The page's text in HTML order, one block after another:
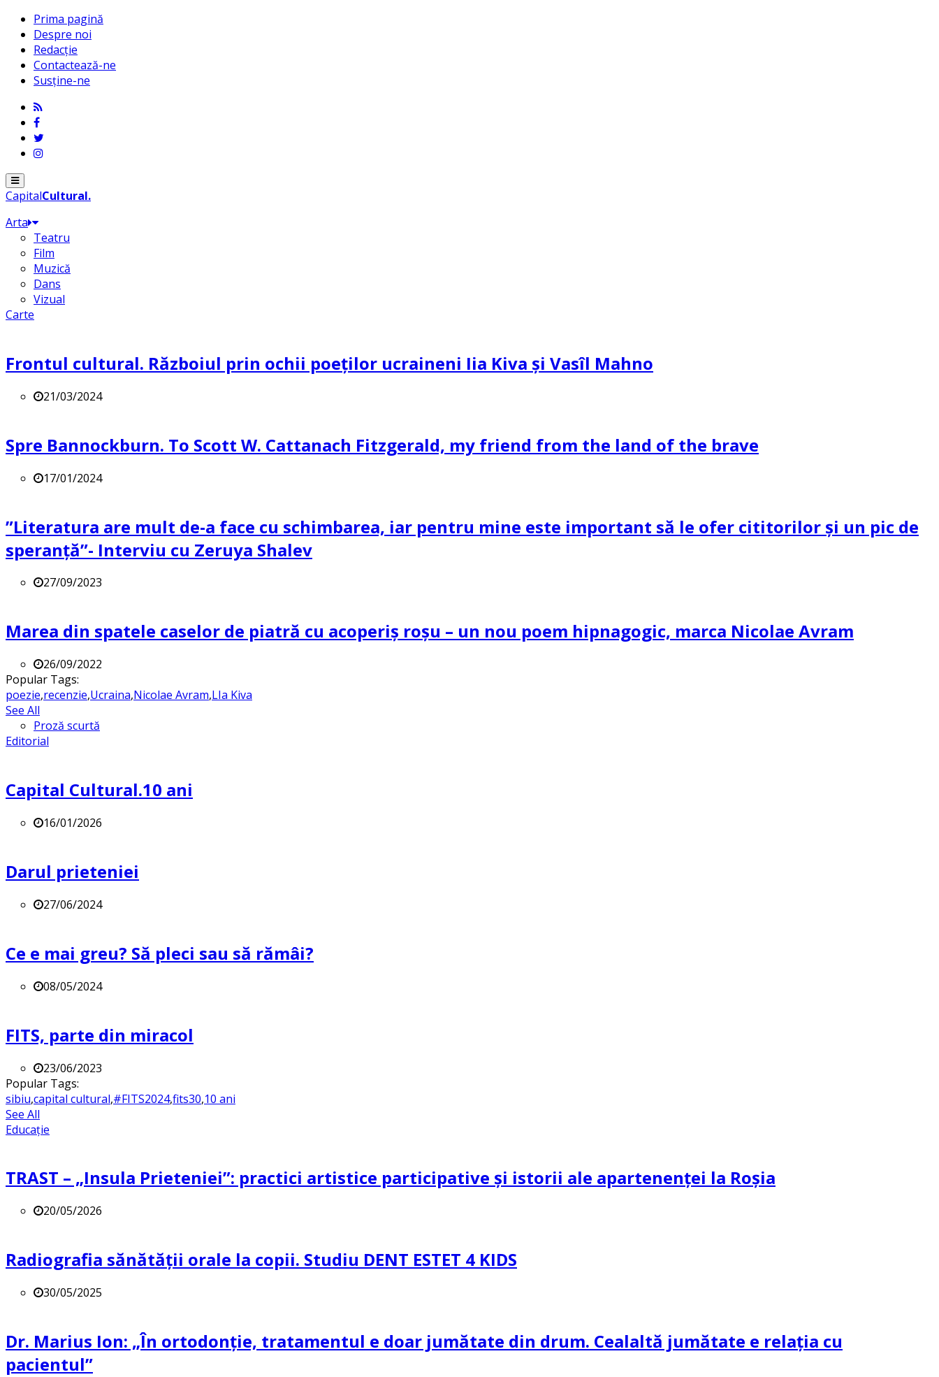
Prima pagină
Despre noi
Redacție
Contactează-ne
Susține-ne
Menu
CapitalCultural.
Arta
Teatru
Film
Muzică
Dans
Vizual
Carte
Frontul cultural. Războiul prin ochii poeților ucraineni Iia Kiva și Vasîl Mahno
21/03/2024
Spre Bannockburn. To Scott W. Cattanach Fitzgerald, my friend from the land of the brave
17/01/2024
”Literatura are mult de-a face cu schimbarea, iar pentru mine este important să le ofer cititorilor și un pic de
speranță”- Interviu cu Zeruya Shalev
27/09/2023
Marea din spatele caselor de piatră cu acoperiș roșu – un nou poem hipnagogic, marca Nicolae Avram
26/09/2022
Popular Tags:
poezie,recenzie,Ucraina,Nicolae Avram,LIa Kiva
See All
Proză scurtă
Editorial
Capital Cultural.10 ani
16/01/2026
Darul prieteniei
27/06/2024
Ce e mai greu? Să pleci sau să rămâi?
08/05/2024
FITS, parte din miracol
23/06/2023
Popular Tags:
sibiu,capital cultural,#FITS2024,fits30,10 ani
See All
Educație
TRAST – „Insula Prieteniei”: practici artistice participative și istorii ale apartenenței la Roșia
20/05/2026
Radiografia sănătății orale la copii. Studiu DENT ESTET 4 KIDS
30/05/2025
Dr. Marius Ion: „În ortodonție, tratamentul e doar jumătate din drum. Cealaltă jumătate e relația cu
pacientul”